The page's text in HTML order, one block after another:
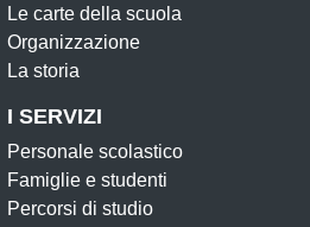
Le carte della scuola
Organizzazione
La storia
I SERVIZI
Personale scolastico
Famiglie e studenti
Percorsi di studio